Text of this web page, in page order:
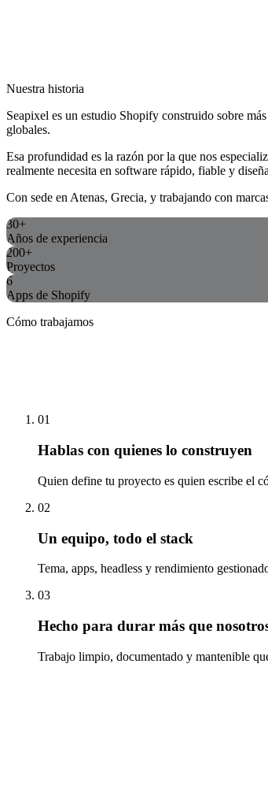
Nuestra historia
Seapixel es un estudio Shopify construido sobre
globales.
Esa profundidad es la razón por la que nos
realmente necesita en software rápido, fiable y
Con sede en Atenas, Grecia, y trabajando con
30+
Años de experiencia
200+
Proyectos
6
Apps de Shopify
Cómo trabajamos
01
Hablas con quienes lo construyen
Quien define tu proyecto es quien escribe el
02
Un equipo, todo el stack
Tema, apps, headless y rendimiento
03
Hecho para durar más que
Trabajo limpio, documentado y mantenible